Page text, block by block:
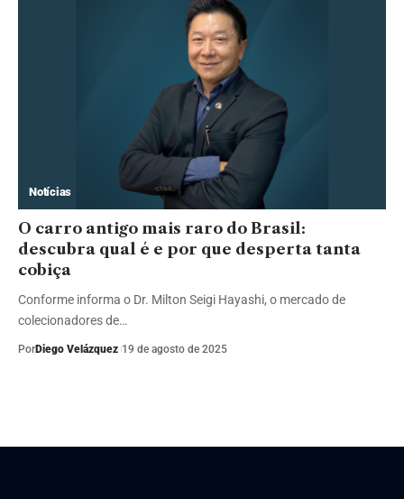
Notícias
O carro antigo mais raro do Brasil:
descubra qual é e por que desperta tanta
cobiça
Conforme informa o Dr. Milton Seigi Hayashi, o mercado de
colecionadores de…
PorDiego Velázquez 19 de agosto de 2025